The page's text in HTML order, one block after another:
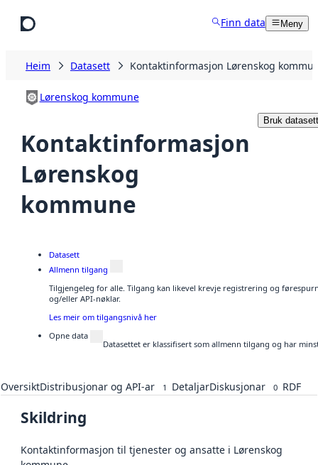
Finn data Meny
Heim Datasett Kontaktinformasjon Lørenskog
Lørenskog kommune
Kontaktinformasjon
Lørenskog
kommune
Bruk datasett
Datasett
Allmenn tilgang
Tilgjengeleg for alle. Tilgang kan likevel krevje registrering og
og/eller API-nøklar.
Les meir om tilgangsnivå her
Opne data
Datasettet er klassifisert som allmenn tilgang og har
OversiktDistribusjonar og API-ar 1 DetaljarDiskusjonar 0 RDF
Skildring
Kontaktinformasjon til tjenester og ansatte i Lørenskog